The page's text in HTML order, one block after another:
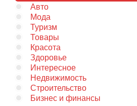
Авто
Мода
Туризм
Товары
Красота
Здоровье
Интересное
Недвижимость
Строительство
Бизнес и финансы